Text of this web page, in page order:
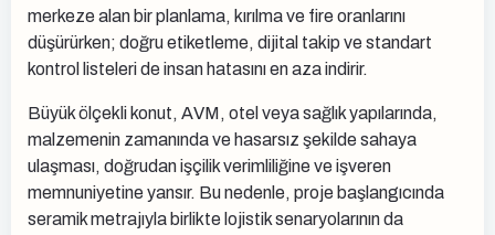
merkeze alan bir planlama, kırılma ve fire oranlarını
düşürürken; doğru etiketleme, dijital takip ve standart
kontrol listeleri de insan hatasını en aza indirir.
Büyük ölçekli konut, AVM, otel veya sağlık yapılarında,
malzemenin zamanında ve hasarsız şekilde sahaya
ulaşması, doğrudan işçilik verimliliğine ve işveren
memnuniyetine yansır. Bu nedenle, proje başlangıcında
seramik metrajıyla birlikte lojistik senaryolarının da